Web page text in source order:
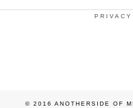
© 2016 ANOTHERSIDE OF